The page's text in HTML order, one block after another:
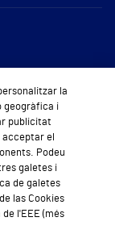
la
geogràfica i
publicitat
acceptar el
Podeu
galetes i
de galetes
las Cookies
l'EEE (més